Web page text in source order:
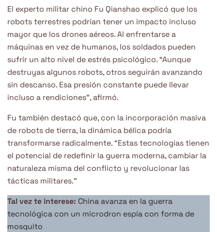
El experto militar chino Fu Qianshao explicó que los
robots terrestres podrían tener un impacto incluso
mayor que los drones aéreos. Al enfrentarse a
máquinas en vez de humanos, los soldados pueden
sufrir un alto nivel de estrés psicológico. “Aunque
destruyas algunos robots, otros seguirán avanzando
sin descanso. Esa presión constante puede llevar
incluso a rendiciones”, afirmó.
Fu también destacó que, con la incorporación masiva
de robots de tierra, la dinámica bélica podría
transformarse radicalmente. “Estas tecnologías tienen
el potencial de redefinir la guerra moderna, cambiar la
naturaleza misma del conflicto y revolucionar las
tácticas militares.”
Tal vez te interese: China avanza en la guerra
tecnológica con un microdron espía con forma de
mosquito